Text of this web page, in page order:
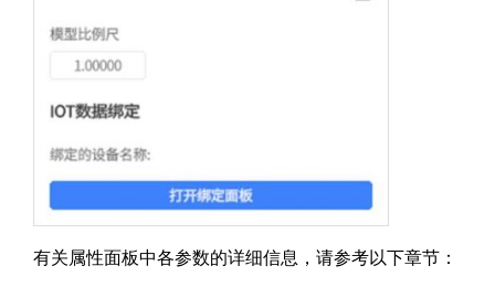
有关属性面板中各参数的详细信息，请参考以下章节：